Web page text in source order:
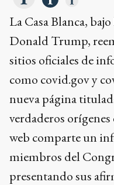
La Casa Blanca,
Donald Trump,
sitios oficiales de
como covid.gov y
nueva página
verdaderos
web comparte un
miembros del
presentando sus